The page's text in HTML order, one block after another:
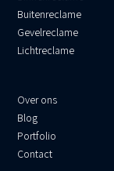
Buitenreclame
Gevelreclame
Lichtreclame
Over ons
Blog
Portfolio
Contact